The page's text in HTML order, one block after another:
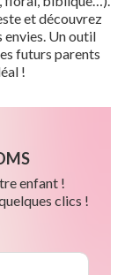
et découvrez
envies. Un outil
futurs parents
!
enfant !
clics !